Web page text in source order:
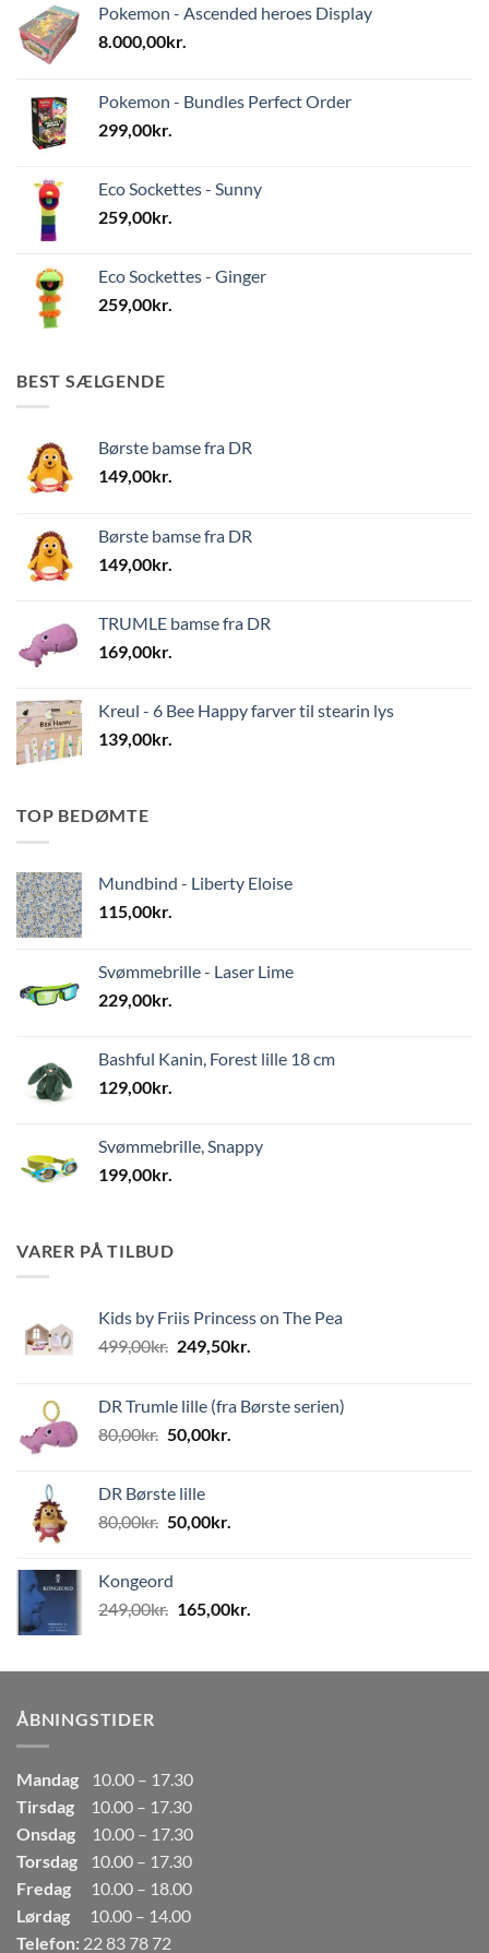
Pokemon - Ascended heroes Display
8.000,00kr.
Pokemon - Bundles Perfect Order
299,00kr.
Eco Sockettes - Sunny
259,00kr.
Eco Sockettes - Ginger
259,00kr.
BEST SÆLGENDE
Børste bamse fra DR
149,00kr.
Børste bamse fra DR
149,00kr.
TRUMLE bamse fra DR
169,00kr.
Kreul - 6 Bee Happy farver til stearin lys
139,00kr.
TOP BEDØMTE
Mundbind - Liberty Eloise
115,00kr.
Svømmebrille - Laser Lime
229,00kr.
Bashful Kanin, Forest lille 18 cm
129,00kr.
Svømmebrille, Snappy
199,00kr.
VARER PÅ TILBUD
Kids by Friis Princess on The Pea
499,00kr. Den
var:
499,00kr..
249,50kr.
er:
DR Trumle lille (fra Børste serien)
80,00kr. Den
var:
80,00kr..
50,00kr.
50,00kr..
DR Børste lille
80,00kr. Den
var:
80,00kr..
50,00kr.
50,00kr..
Kongeord
249,00kr. Den
var:
165,00kr.
er:
ÅBNINGSTIDER
Mandag
10.00 – 17.30
Tirsdag
10.00 – 17.30
Onsdag
10.00 – 17.30
Torsdag
10.00 – 17.30
Fredag
10.00 – 18.00
Lørdag
10.00 – 14.00
Telefon: 22 83 78 72